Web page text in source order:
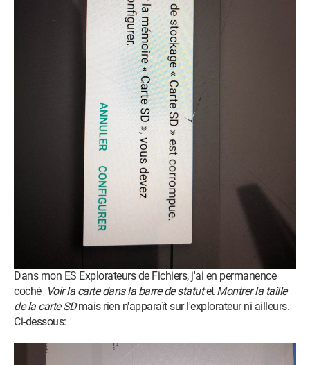
Dans mon ES Explorateurs de Fichiers, j'ai en permanence
coché Voir la cartedans la barre de statutet Montrer la taille
de la carte SDmais rien n'apparaït sur l'explorateur ni ailleurs.
Ci-dessous: